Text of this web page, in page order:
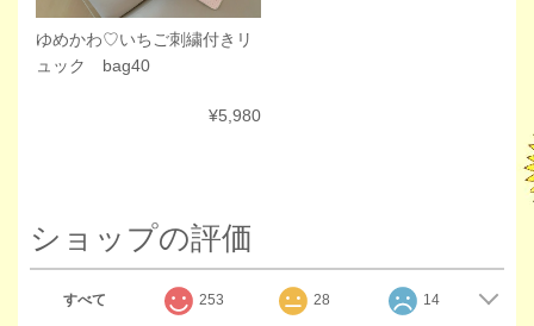
ゆめかわ♡いちご刺繍付きリ
ュック bag40
¥5,980
ショップの評価
すべて 253 28 14